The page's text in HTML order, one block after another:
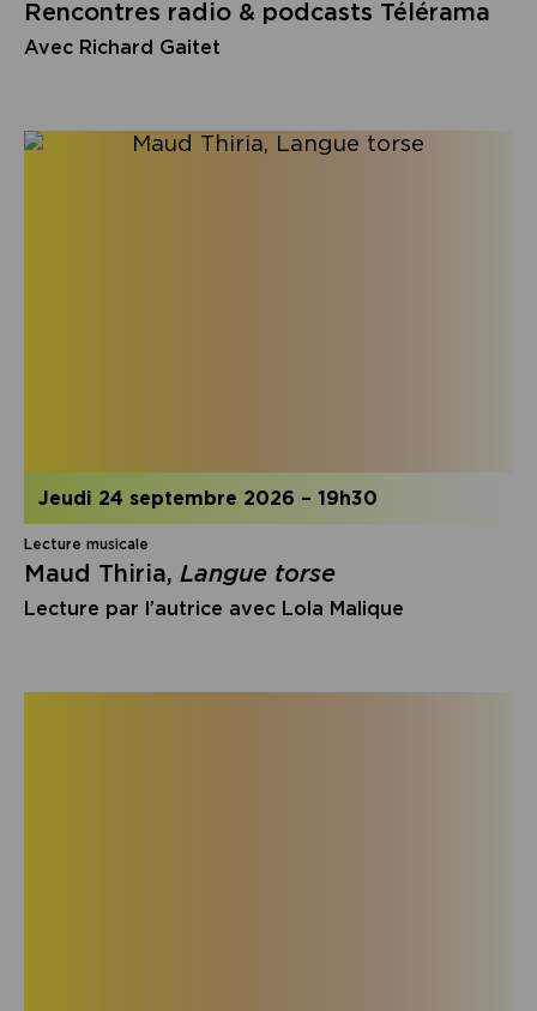
Rencontres radio & podcasts Télérama
Avec Richard Gaitet
jeudi 24 septembre 2026 – 19h30
Lecture musicale
Maud Thiria, Langue torse
Lecture par l’autrice avec Lola Malique